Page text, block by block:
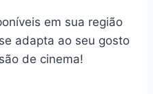
em sua região
adapta ao seu gosto
de cinema!